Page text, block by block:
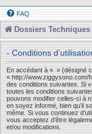
FAQ
Dossiers Techniques
- Conditions
En accédant à « » (désigné
« http://www.ziggysono.com/
des conditions suivantes. Si
toutes les conditions
pouvons modifier celles-ci à
en soyez informé, bien qu’il
même. Si vous continuez
vous acceptez d’être
et/ou modifications.